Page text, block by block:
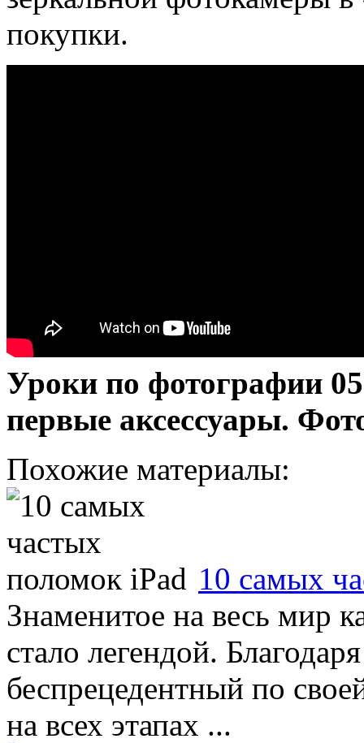
покупки.
Уроки по фотографии
первые аксессуары.
Похожие материалы:
10 самых
Знаменитое на весь мир
стало легендой.
беспрецедентный по
на всех этапах ...